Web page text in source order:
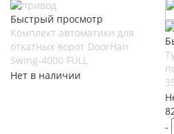
Быстрый просмотр
Комплект автоматики для
откатных ворот DoorHan
Swing-4000 FULL
Нет в наличии
-